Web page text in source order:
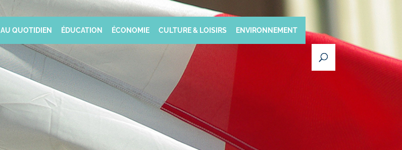
AU QUOTIDIEN ÉDUCATION ÉCONOMIE CULTURE & LOISIRS ENVIRONNEMENT